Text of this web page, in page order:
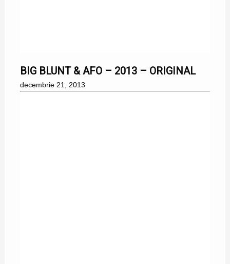
BIG BLUNT & AFO – 2013 – ORIGINAL
decembrie 21, 2013